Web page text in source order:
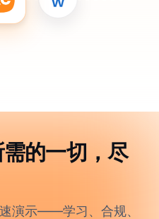
的一切，尽
演示——学习、合规、